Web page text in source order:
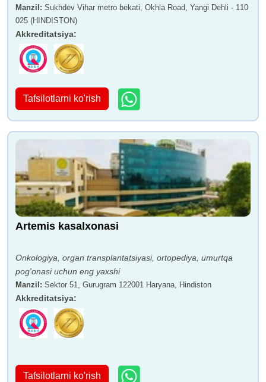
Manzil : Sukhdev Vihar metro bekati, Okhla Road, Yangi Dehli - 110
025 (HINDISTON)
Akkreditatsiya:
Tafsilotlarni ko'rish
Artemis kasalxonasi
Onkologiya, organ transplantatsiyasi, ortopediya, umurtqa
pog'onasi uchun eng yaxshi
Manzil : Sektor 51, Gurugram 122001 Haryana, Hindiston
Akkreditatsiya:
Tafsilotlarni ko'rish